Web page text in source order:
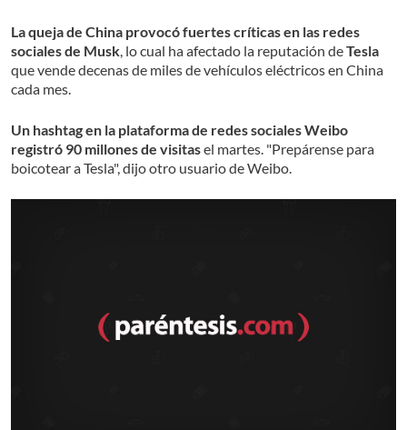
La queja de China provocó fuertes críticas en las redes
sociales de Musk , lo cual ha afectado la reputación deTesla
que vende decenas de miles de vehículos eléctricos en China
cada mes.
Un hashtag en la plataforma de redes sociales Weibo
registró 90 millones de visitasel martes. "Prepárense para
boicotear a Tesla", dijo otro usuario de Weibo.